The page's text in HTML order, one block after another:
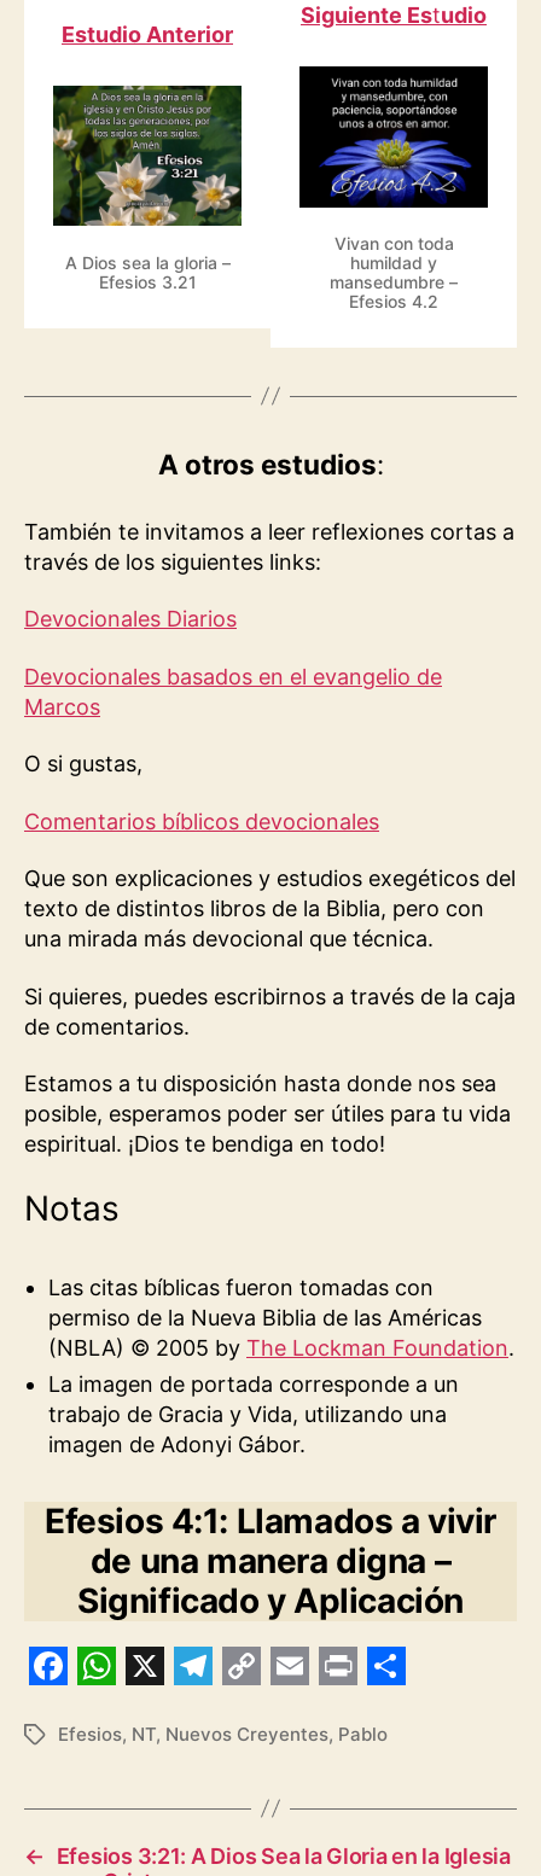
Estudio Anterior
A Dios sea la gloria –
Efesios 3.21
Siguiente Estudio
Vivan con toda
humildad y
mansedumbre –
Efesios 4.2
A otros estudios:
También te invitamos a leer reflexiones cortas a
través de los siguientes links:
Devocionales Diarios
Devocionales basados en el evangelio de
Marcos
O si gustas,
Comentarios bíblicos devocionales
Que son explicaciones y estudios exegéticos del
texto de distintos libros de la Biblia, pero con
una mirada más devocional que técnica.
Si quieres, puedes escribirnos a través de la caja
de comentarios.
Estamos a tu disposición hasta donde nos sea
posible, esperamos poder ser útiles para tu vida
espiritual. ¡Dios te bendiga en todo!
Notas
Las citas bíblicas fueron tomadas con
permiso de la Nueva Biblia de las Américas
(NBLA) © 2005 by The Lockman Foundation.
La imagen de portada corresponde a un
trabajo de Gracia y Vida, utilizando una
imagen de Adonyi Gábor.
Efesios 4:1: Llamados a vivir
de una manera digna –
Significado y Aplicación
a
e
b
h
t
s
e
e
g
o
y
L
m
i
l
r
n
t
h
r
e
Etiquetas
Efesios, NT, Nuevos Creyentes, Pablo
←
Efesios 3:21: A Dios Sea la Gloria en la Iglesia